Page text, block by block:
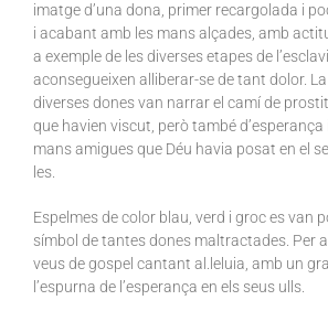
imatge d’una dona, primer recargolada i
i acabant amb les mans alçades, amb
a exemple de les diverses etapes de
aconsegueixen alliberar-se de tant dolor.
diverses dones van narrar el camí de
que havien viscut, però també
mans amigues que Déu havia posat en el
les.
Espelmes de color blau, verd i groc es van
símbol de tantes dones maltractades. Per
veus de gospel cantant al.leluia, amb un
l’espurna de l’esperança en els seus ulls.